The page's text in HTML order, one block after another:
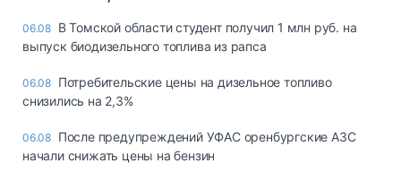
06.08 В Томской области студент получил 1 млн руб. на
выпуск биодизельного топлива из рапса
06.08 Потребительские цены на дизельное топливо
снизились на 2,3%
06.08 После предупреждений УФАС оренбургские АЗС
начали снижать цены на бензин